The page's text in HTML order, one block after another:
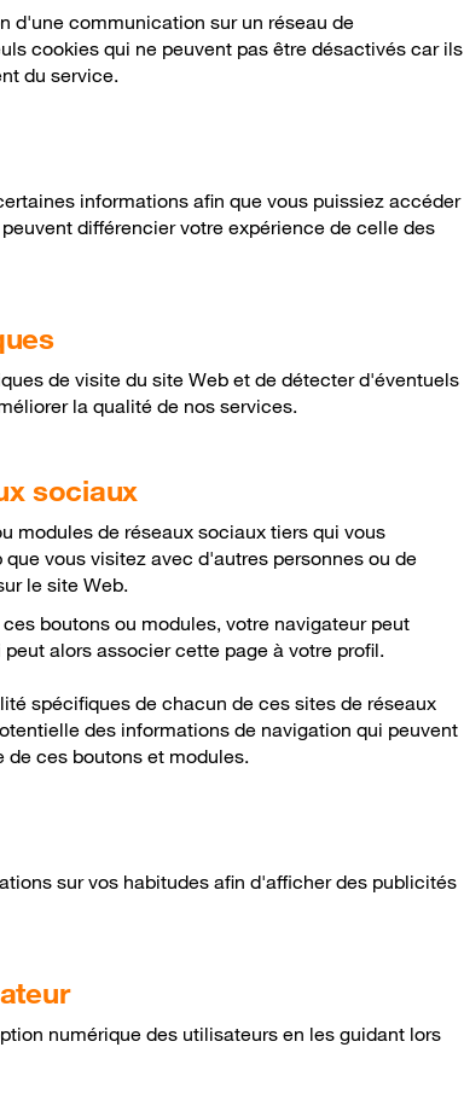
d'une communication sur un réseau de
cookies qui ne peuvent pas être désactivés car ils
du service.
informations afin que vous puissiez accéder
différencier votre expérience de celle des
de visite du site Web et de détecter d'éventuels
la qualité de nos services.
sociaux
modules de réseaux sociaux tiers qui vous
vous visitez avec d'autres personnes ou de
le site Web.
boutons ou modules, votre navigateur peut
alors associer cette page à votre profil.
spécifiques de chacun de ces sites de réseaux
des informations de navigation qui peuvent
ces boutons et modules.
sur vos habitudes afin d'afficher des publicités
numérique des utilisateurs en les guidant lors